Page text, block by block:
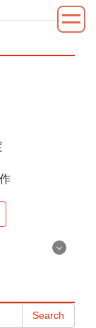
Search